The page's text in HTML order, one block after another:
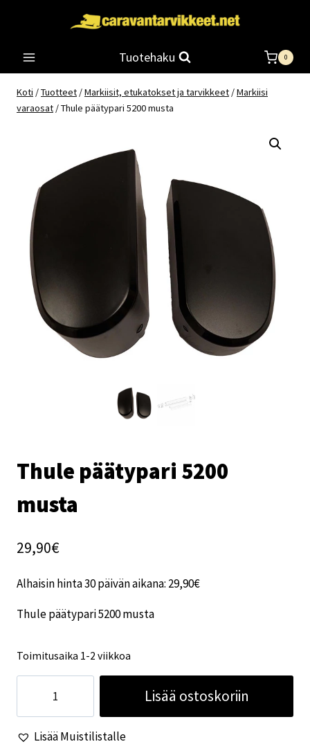
Tuotehaku 0
Koti /Tuotteet /Markiisit, etukatokset ja tarvikkeet /Markiisi
varaosat /Thule päätypari 5200 musta
Thule päätypari 5200
musta
29,90€
Alhaisin hinta 30 päivän aikana: 29,90€
Thule päätypari 5200 musta
Toimitusaika 1-2 viikkoa
päätypari
5200
musta
Lisää ostoskoriin
Lisää Muistilistalle